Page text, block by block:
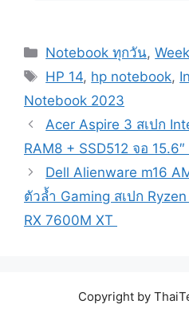
Categories
Notebook ทุกวัน,
Tags
HP 14, hp notebook,
Notebook 2023
Post
navigation
Acer Aspire 3 สเปก
RAM8 + SSD512 จอ
Dell Alienware m16
ตัวล้ำ Gaming สเปก
RX 7600M XT
Copyright by